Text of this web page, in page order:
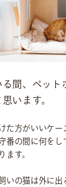
間、ペッ
います。
た方がいいケー
番の間に何を
ます。
いの猫は外に